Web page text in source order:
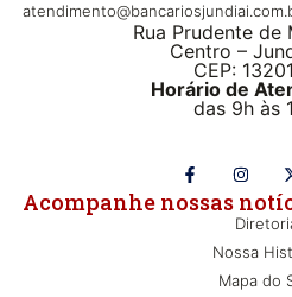
Nossa
Mapa do
Acompanhe nossas
Rua Prudente de
Centro –
CEP:
Horário de
das 9h às